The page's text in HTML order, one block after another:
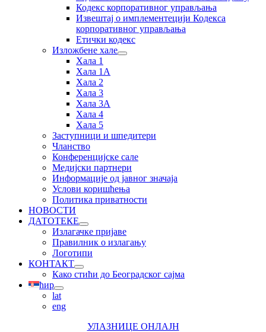
Кодекс корпоративног управљања
Извештај о имплементецији Кодекса
корпоративног управљања
Етички кодекс
Изложбене хале
Хала 1
Хала 1А
Хала 2
Хала 3
Хала 3А
Хала 4
Хала 5
Заступници и шпедитери
Чланство
Конференцијске сале
Медијски партнери
Информације од јавног значаја
Услови коришћења
Политика приватности
НОВОСТИ
ДАТОТЕКЕ
Излагачке пријаве
Правилник о излагању
Логотипи
КОНТАКТ
Како стићи до Београдског сајма
ћир
lat
eng
УЛАЗНИЦЕ ОНЛАЈН